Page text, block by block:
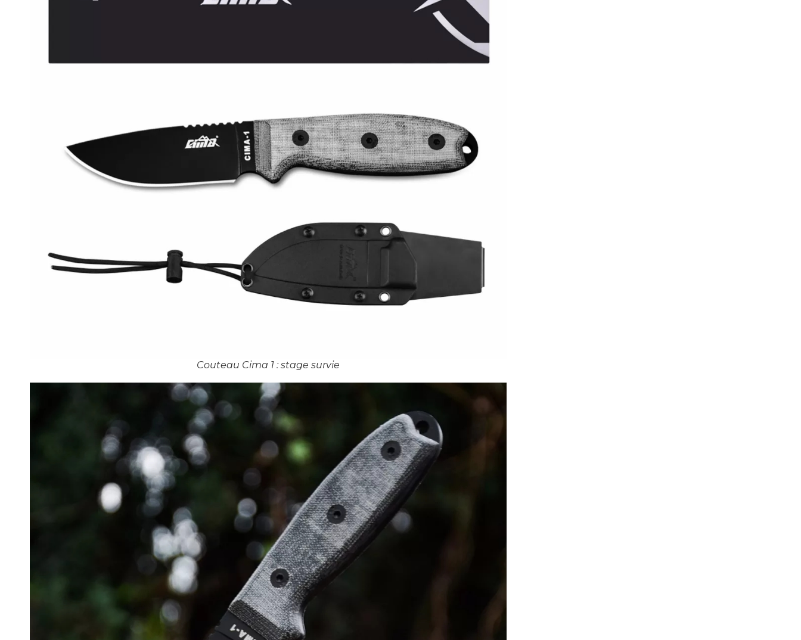
Couteau Cima 1 : stage survie